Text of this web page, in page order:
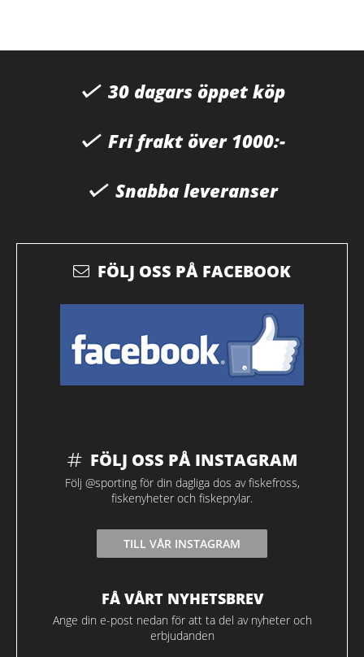
30 dagars öppet köp
Fri frakt över 1000:-
Snabba leveranser
FÖLJ OSS PÅ FACEBOOK
FÖLJ OSS PÅ INSTAGRAM
Följ @sporting för din dagliga dos av fiskefross,
fiskenyheter och fiskeprylar.
TILL VÅR INSTAGRAM
FÅ VÅRT NYHETSBREV
Ange din e-post nedan för att ta del av nyheter och
erbjudanden